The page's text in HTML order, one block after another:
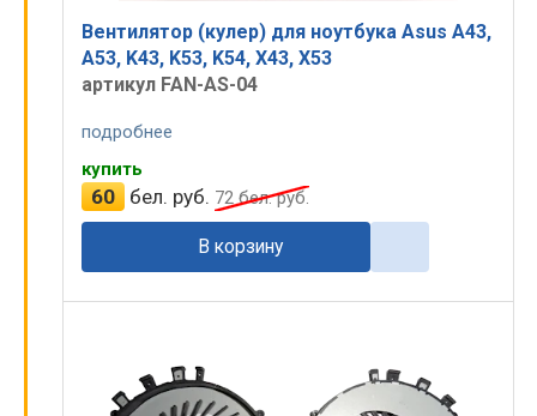
Вентилятор (кулер) для ноутбука Asus A43,
A53, K43, K53, K54, X43, X53
артикул FAN-AS-04
подробнее
купить
60 бел. руб. 72 бел. руб.
В корзину